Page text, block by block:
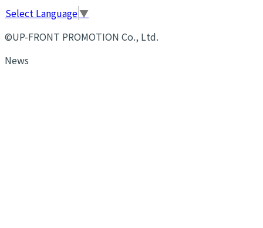
Select Language▼
©UP-FRONT PROMOTION Co., Ltd.
News